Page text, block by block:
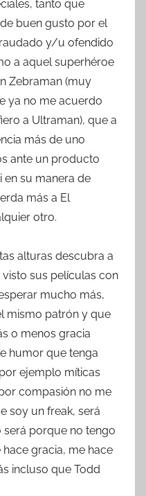
tanto que
buen gusto por el
y/u ofendido
a aquel superhéroe
Zebraman (muy
ya no me acuerdo
a Ultraman), que a
más de uno
ante un producto
en su manera de
más a El
otro.
alturas descubra a
sus películas con
mucho más,
mismo patrón y que
o menos gracia
humor que tenga
ejemplo míticas
compasión no me
soy un freak, será
porque no tengo
gracia, me hace
incluso que Todd